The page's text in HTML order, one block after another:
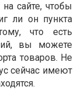
сайте, чтобы
ли он пункта
что есть
вы можете
товаров. Не
сейчас имеют